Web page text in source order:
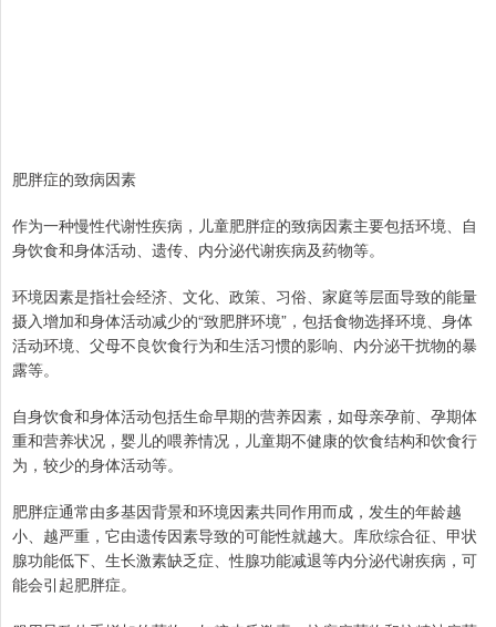
肥胖症的致病因素
作为一种慢性代谢性疾病，儿童肥胖症的致病因素主要包括环境、自
身饮食和身体活动、遗传、内分泌代谢疾病及药物等。
环境因素是指社会经济、文化、政策、习俗、家庭等层面导致的能量
摄入增加和身体活动减少的“致肥胖环境”，包括食物选择环境、身体
活动环境、父母不良饮食行为和生活习惯的影响、内分泌干扰物的暴
露等。
自身饮食和身体活动包括生命早期的营养因素，如母亲孕前、孕期体
重和营养状况，婴儿的喂养情况，儿童期不健康的饮食结构和饮食行
为，较少的身体活动等。
肥胖症通常由多基因背景和环境因素共同作用而成，发生的年龄越
小、越严重，它由遗传因素导致的可能性就越大。库欣综合征、甲状
腺功能低下、生长激素缺乏症、性腺功能减退等内分泌代谢疾病，可
能会引起肥胖症。